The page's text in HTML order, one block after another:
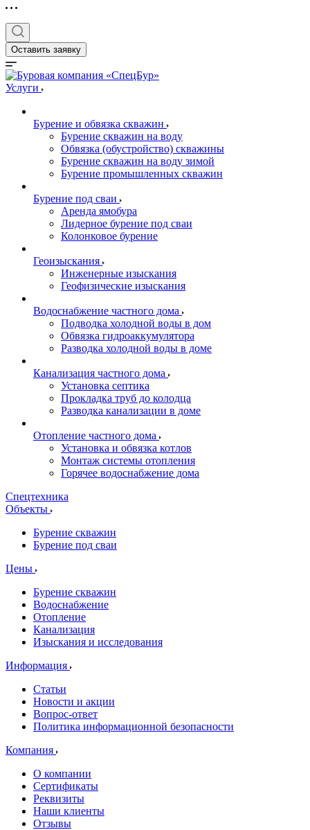
Оставить заявку
Услуги
Бурение и обвязка скважин
Бурение скважин на воду
Обвязка (обустройство) скважины
Бурение скважин на воду зимой
Бурение промышленных скважин
Бурение под сваи
Аренда ямобура
Лидерное бурение под сваи
Колонковое бурение
Геоизыскания
Инженерные изыскания
Геофизические изыскания
Водоснабжение частного дома
Подводка холодной воды в дом
Обвязка гидроаккумулятора
Разводка холодной воды в доме
Канализация частного дома
Установка септика
Прокладка труб до колодца
Разводка канализации в доме
Отопление частного дома
Установка и обвязка котлов
Монтаж системы отопления
Горячее водоснабжение дома
Спецтехника
Объекты
Бурение скважин
Бурение под сваи
Цены
Бурение скважин
Водоснабжение
Отопление
Канализация
Изыскания и исследования
Информация
Статьи
Новости и акции
Вопрос-ответ
Политика информационной безопасности
Компания
О компании
Сертификаты
Реквизиты
Наши клиенты
Отзывы